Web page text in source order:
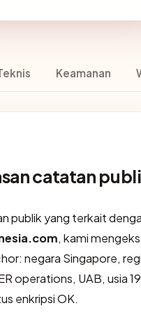
Keamanan
catatan
publik yang terkait
, kami
negara Singapore,
operations, UAB, usia
enkripsi OK.